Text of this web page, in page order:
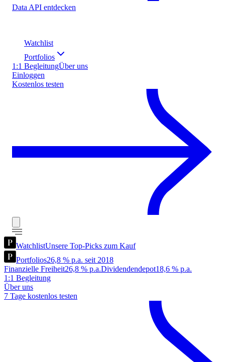
Data API entdecken
Watchlist
Portfolios
1:1 BegleitungÜber uns
Einloggen
Kostenlos testen
WatchlistUnsere Top-Picks zum Kauf
Portfolios26,8 % p.a. seit 2018
Finanzielle Freiheit26,8 % p.a.Dividendendepot18,6 % p.a.
1:1 Begleitung
Über uns
7 Tage kostenlos testen